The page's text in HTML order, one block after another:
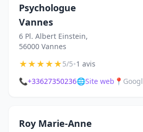
Psychologue
Vannes
6 Pl. Albert Einstein,
56000 Vannes
★★★★★5/5•1 avis
📞+33627350236🌐Site web 📍
Roy Marie-Anne